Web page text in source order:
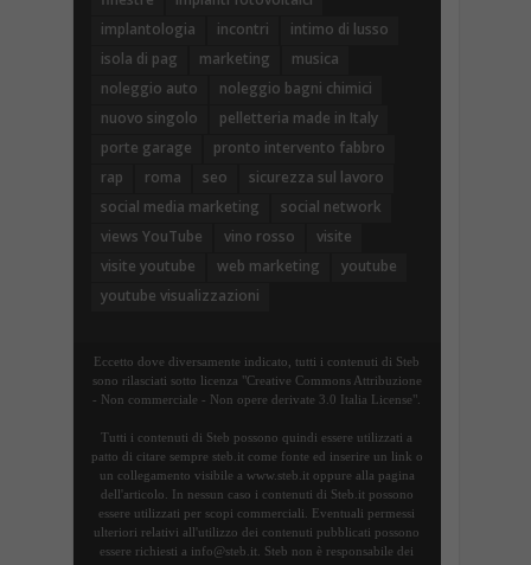
implantologia
incontri
intimo di lusso
isola di pag
marketing
musica
noleggio auto
noleggio bagni chimici
nuovo singolo
pelletteria made in Italy
porte garage
pronto intervento fabbro
rap
roma seo
sicurezza sul lavoro
social media marketing
social network
views YouTube
vino rosso
visite
visite youtube
web marketing
youtube
youtube visualizzazioni
Eccetto dove diversamente indicato, tutti i contenuti di Steb
sono rilasciati sotto licenza "Creative Commons Attribuzione
- Non commerciale - Non opere derivate 3.0 Italia License".
Tutti i contenuti di Steb possono quindi essere utilizzati a
patto di citare sempre steb.it come fonte ed inserire un link o
un collegamento visibile a www.steb.it oppure alla pagina
dell'articolo. In nessun caso i contenuti di Steb.it possono
essere utilizzati per scopi commerciali. Eventuali permessi
ulteriori relativi all'utilizzo dei contenuti pubblicati possono
essere richiesti a info@steb.it. Steb non è responsabile dei